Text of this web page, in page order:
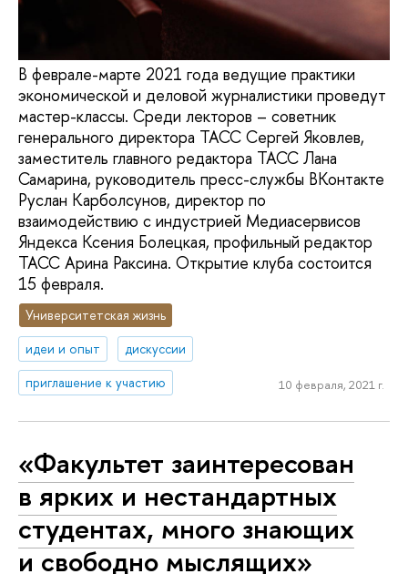
В феврале-марте 2021 года ведущие практики
экономической и деловой журналистики проведут
мастер-классы. Среди лекторов – советник
генерального директора ТАСС Сергей Яковлев,
заместитель главного редактора ТАСС Лана
Самарина, руководитель пресс-службы ВКонтакте
Руслан Карболсунов, директор по
взаимодействию с индустрией Медиасервисов
Яндекса Ксения Болецкая, профильный редактор
ТАСС Арина Раксина. Открытие клуба состоится
15 февраля.
Университетская жизнь
идеи и опыт
дискуссии
приглашение к участию
10 февраля, 2021 г.
«Факультет заинтересован
в ярких и нестандартных
студентах, много знающих
и свободно мыслящих»